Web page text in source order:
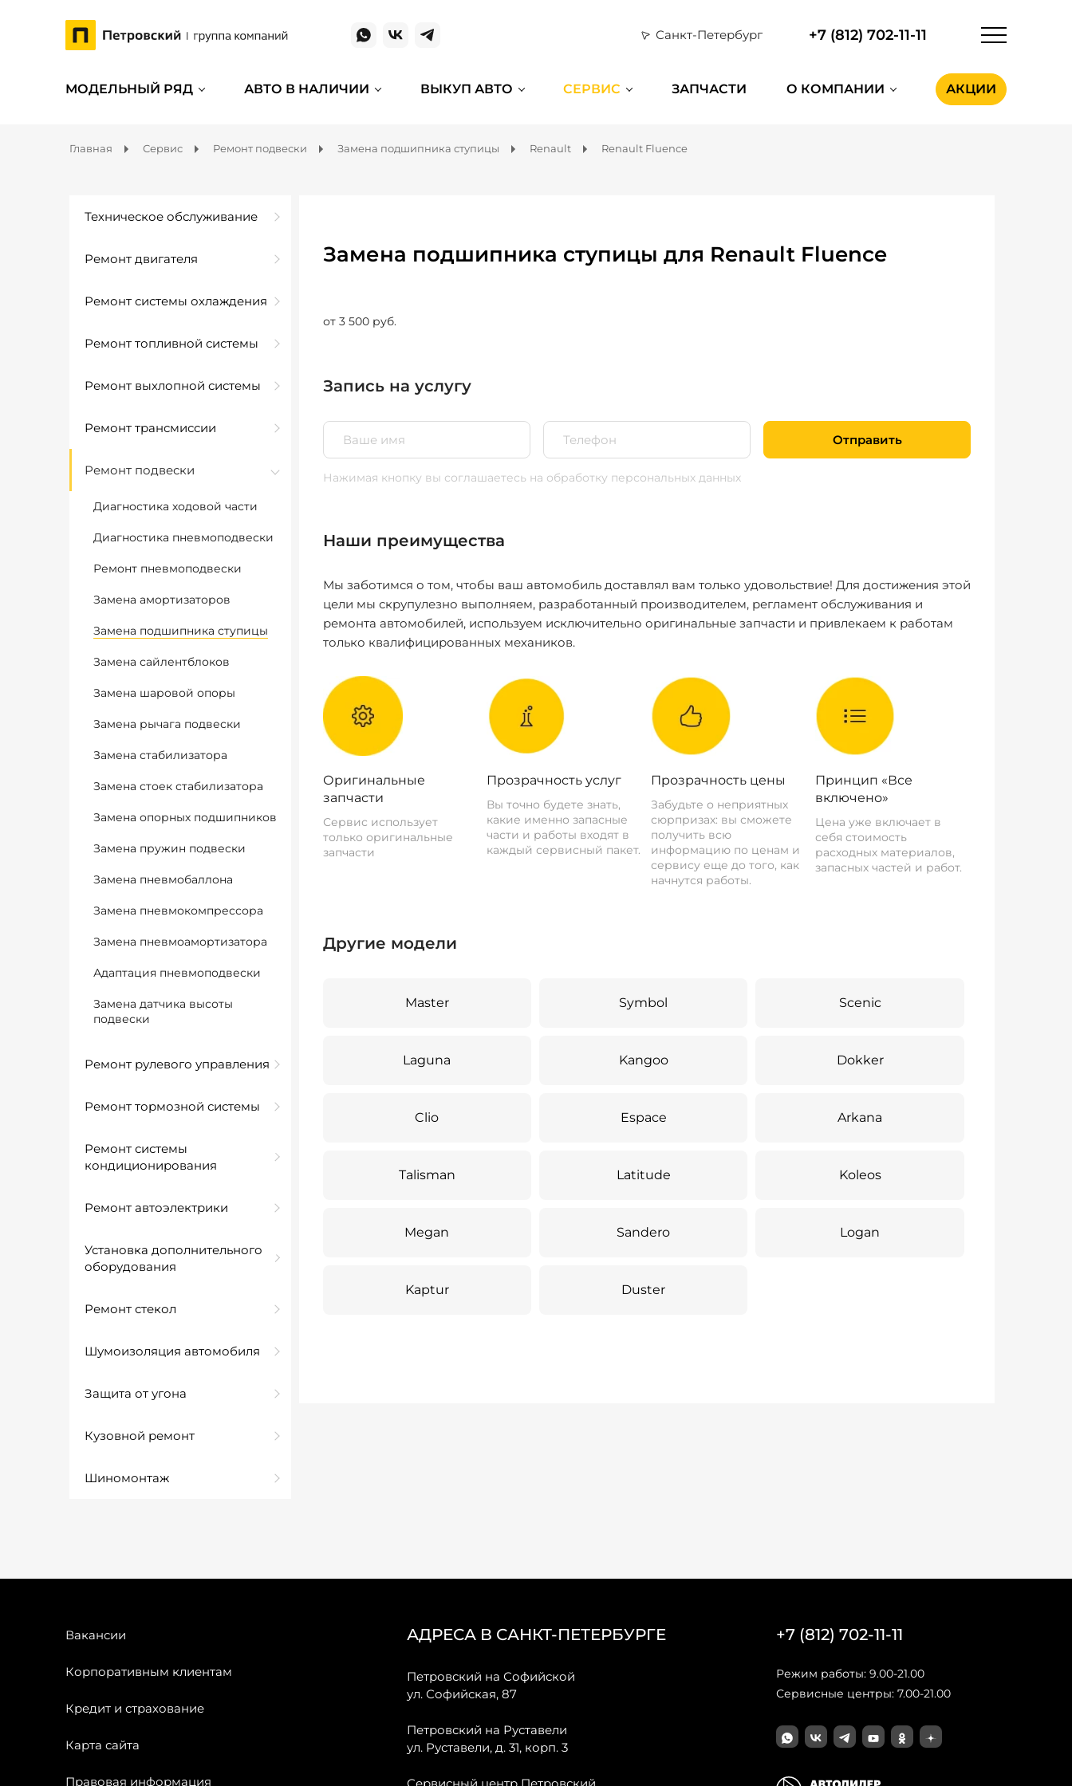
Санкт-Петербург +7 (812) 702-11-11
МОДЕЛЬНЫЙ РЯД АВТО В НАЛИЧИИ ВЫКУП АВТО СЕРВИС ЗАПЧАСТИ О КОМПАНИИ АКЦИИ
Главная Сервис Ремонт подвески Замена подшипника ступицы Renault Renault Fluence
Техническое обслуживание
Ремонт двигателя
Ремонт системы охлаждения
Ремонт топливной системы
Ремонт выхлопной системы
Ремонт трансмиссии
Ремонт подвески
Диагностика ходовой части
Диагностика пневмоподвески
Ремонт пневмоподвески
Замена амортизаторов
Замена подшипника ступицы
Замена сайлентблоков
Замена шаровой опоры
Замена рычага подвески
Замена стабилизатора
Замена стоек стабилизатора
Замена опорных подшипников
Замена пружин подвески
Замена пневмобаллона
Замена пневмокомпрессора
Замена пневмоамортизатора
Адаптация пневмоподвески
Замена датчика высоты
подвески
Ремонт рулевого управления
Ремонт тормозной системы
Ремонт системы
кондиционирования
Ремонт автоэлектрики
Установка дополнительного
оборудования
Ремонт стекол
Шумоизоляция автомобиля
Защита от угона
Кузовной ремонт
Шиномонтаж
Замена подшипника ступицы для Renault Fluence
от 3 500 руб.
Запись на услугу
Отправить
Нажимая кнопку вы соглашаетесь на обработку персональных данных
Наши преимущества
Мы заботимся о том, чтобы ваш автомобиль доставлял вам только удовольствие! Для достижения этой
цели мы скрупулезно выполняем, разработанный производителем, регламент обслуживания и
ремонта автомобилей, используем исключительно оригинальные запчасти и привлекаем к работам
только квалифицированных механиков.
Оригинальные
запчасти
Сервис использует
только оригинальные
запчасти
Прозрачность услуг
Вы точно будете знать,
какие именно запасные
части и работы входят в
каждый сервисный пакет.
Прозрачность цены
Забудьте о неприятных
сюрпризах: вы сможете
получить всю
информацию по ценам и
сервису еще до того, как
начнутся работы.
Принцип «Все
включено»
Цена уже включает в
себя стоимость
расходных материалов,
запасных частей и работ.
Другие модели
Master Symbol Scenic
Laguna Kangoo Dokker
Clio Espace Arkana
Talisman Latitude Koleos
Megan Sandero Logan
Kaptur Duster
Вакансии
Корпоративным клиентам
Кредит и страхование
Карта сайта
Правовая информация
АДРЕСА В САНКТ-ПЕТЕРБУРГЕ
Петровский на Софийской
ул. Софийская, 87
Петровский на Руставели
ул. Руставели, д. 31, корп. 3
+7 (812) 702-11-11
Режим работы: 9.00-21.00
Сервисные центры: 7.00-21.00